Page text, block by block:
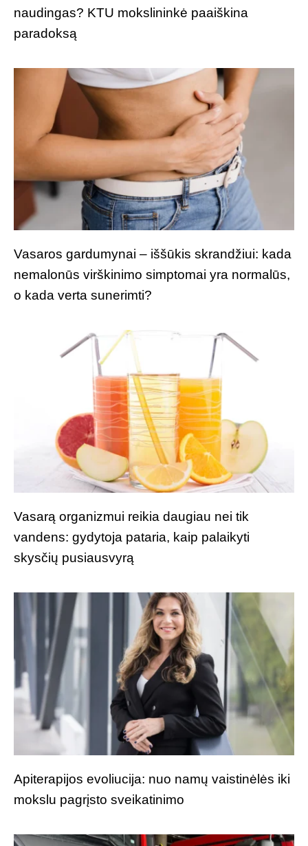
naudingas? KTU mokslininkė paaiškina
paradoksą
Vasaros gardumynai – iššūkis skrandžiui: kada
nemalonūs virškinimo simptomai yra normalūs,
o kada verta sunerimti?
Vasarą organizmui reikia daugiau nei tik
vandens: gydytoja pataria, kaip palaikyti
skysčių pusiausvyrą
Apiterapijos evoliucija: nuo namų vaistinėlės iki
mokslu pagrįsto sveikatinimo